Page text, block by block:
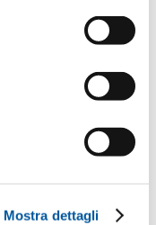
Mostra dettagli